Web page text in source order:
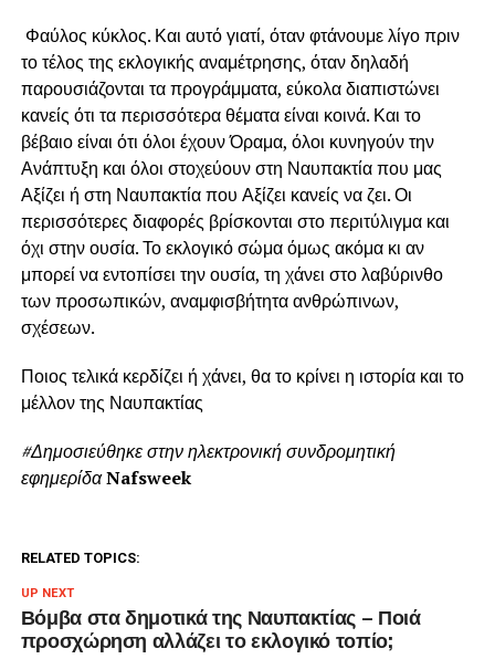
Φαύλος κύκλος. Και αυτό γιατί, όταν φτάνουμε λίγο πριν
το τέλος της εκλογικής αναμέτρησης, όταν δηλαδή
παρουσιάζονται τα προγράμματα, εύκολα διαπιστώνει
κανείς ότι τα περισσότερα θέματα είναι κοινά. Και το
βέβαιο είναι ότι όλοι έχουν Όραμα, όλοι κυνηγούν την
Ανάπτυξη και όλοι στοχεύουν στη Ναυπακτία που μας
Αξίζει ή στη Ναυπακτία που Αξίζει κανείς να ζει. Οι
περισσότερες διαφορές βρίσκονται στο περιτύλιγμα και
όχι στην ουσία. Το εκλογικό σώμα όμως ακόμα κι αν
μπορεί να εντοπίσει την ουσία, τη χάνει στο λαβύρινθο
των προσωπικών, αναμφισβήτητα ανθρώπινων,
σχέσεων.
Ποιος τελικά κερδίζει ή χάνει, θα το κρίνει η ιστορία και το
μέλλον της Ναυπακτίας
#Δημοσιεύθηκε στην ηλεκτρονική συνδρομητική
εφημερίδαNafsweek
RELATED TOPICS:
UP NEXT
Βόμβα στα δημοτικά της Ναυπακτίας – Ποιά
προσχώρηση αλλάζει το εκλογικό τοπίο;